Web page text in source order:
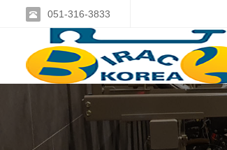
051-316-3833